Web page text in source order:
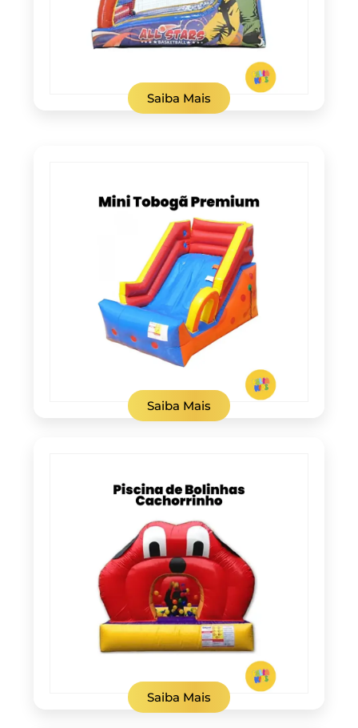
Saiba Mais
Saiba Mais
Saiba Mais